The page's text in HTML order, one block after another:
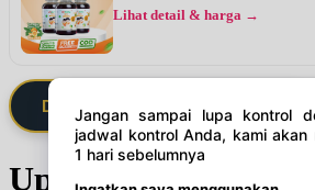
Lihat detail & harga →
Daftarkan Saya via Member VIP
Update Jadwal